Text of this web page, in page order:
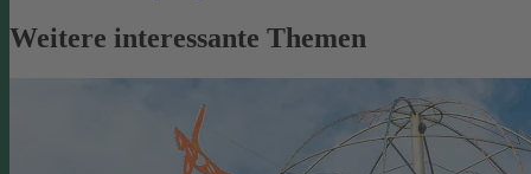
Weitere interessante Themen